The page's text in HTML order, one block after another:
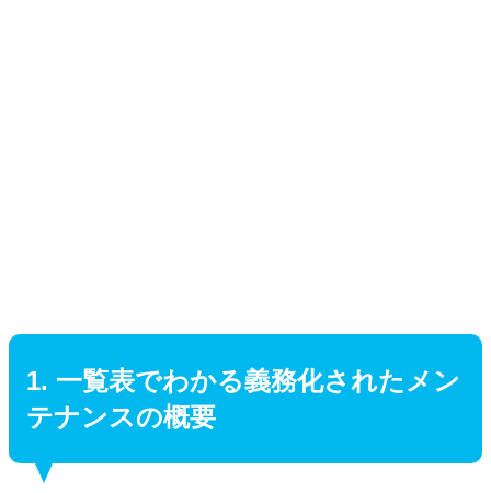
1. 一覧表でわかる義務化されたメン
テナンスの概要